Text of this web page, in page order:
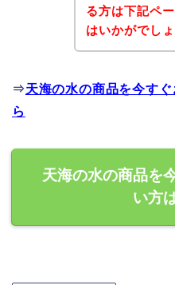
る方は下記ペ
はいかがでし
⇒天海の水の商品を今す
ら
天海の水の商品を
い方